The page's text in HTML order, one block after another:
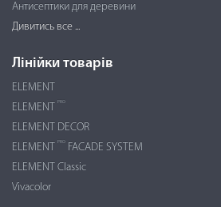
Антисептики для деревини
Дивитись все ...
Лінійки товарів
ELEMENT
ELEMENT
PRO
ELEMENT DECOR
ELEMENT
PRO
FACADE SYSTEM
ELEMENT Classic
Vivacolor